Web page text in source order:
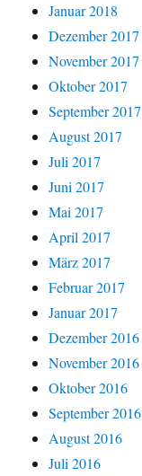
Januar 2018
Dezember 2017
November 2017
Oktober 2017
September 2017
August 2017
Juli 2017
Juni 2017
Mai 2017
April 2017
März 2017
Februar 2017
Januar 2017
Dezember 2016
November 2016
Oktober 2016
September 2016
August 2016
Juli 2016